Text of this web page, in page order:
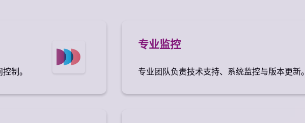
制。
专业监控
专业团队负责技术支持、系统监控与版本更新。